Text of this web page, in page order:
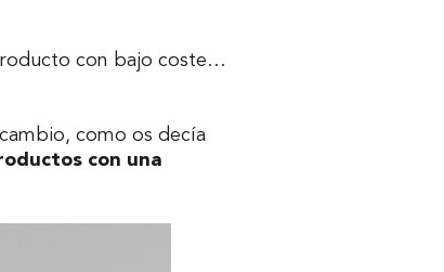
con bajo coste…
como os decía
con una